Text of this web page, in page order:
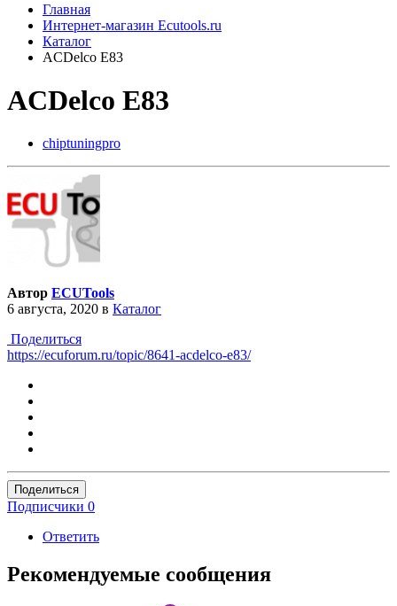
Главная
Интернет-магазин Ecutools.ru
Каталог
ACDelco E83
ACDelco E83
chiptuningpro
Автор ECUTools
6 августа, 2020 в Каталог
Поделиться
https://ecuforum.ru/topic/8641-acdelco-e83/
Поделиться
Подписчики 0
Ответить
Рекомендуемые сообщения